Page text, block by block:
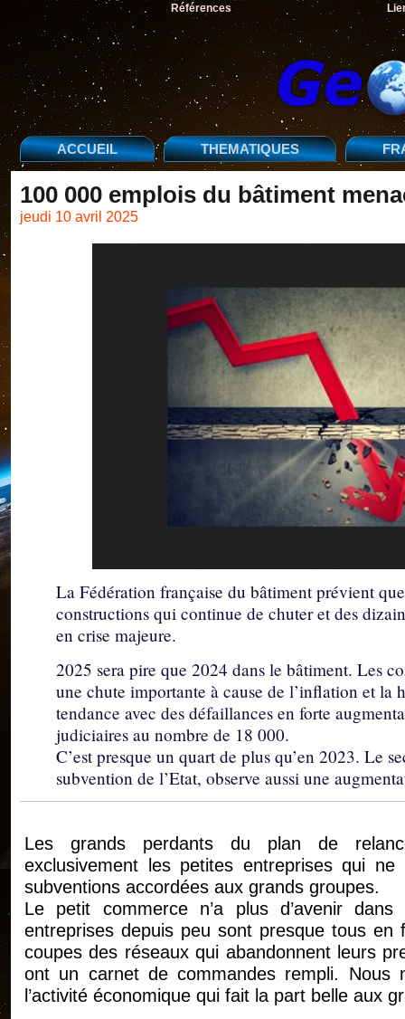
Références
ACCUEIL THEMATIQUES
100 000 emplois du bâtiment
jeudi 10 avril 2025
La Fédération française du bâtiment prévient
constructions qui continue de chuter et des
en crise majeure.
2025 sera pire que 2024 dans le bâtiment. Les
une chute importante à cause de l’inflation et la
tendance avec des défaillances en forte
judiciaires au nombre de 18 000.
C’est presque un quart de plus qu’en 2023. Le
subvention de l’Etat, observe aussi une
Les grands perdants du plan de
exclusivement les petites entreprises qui
subventions accordées aux grands groupes.
Le petit commerce n’a plus d’avenir
entreprises depuis peu sont presque tous
coupes des réseaux qui abandonnent leurs
ont un carnet de commandes rempli. Nous
l’activité économique qui fait la part belle aux